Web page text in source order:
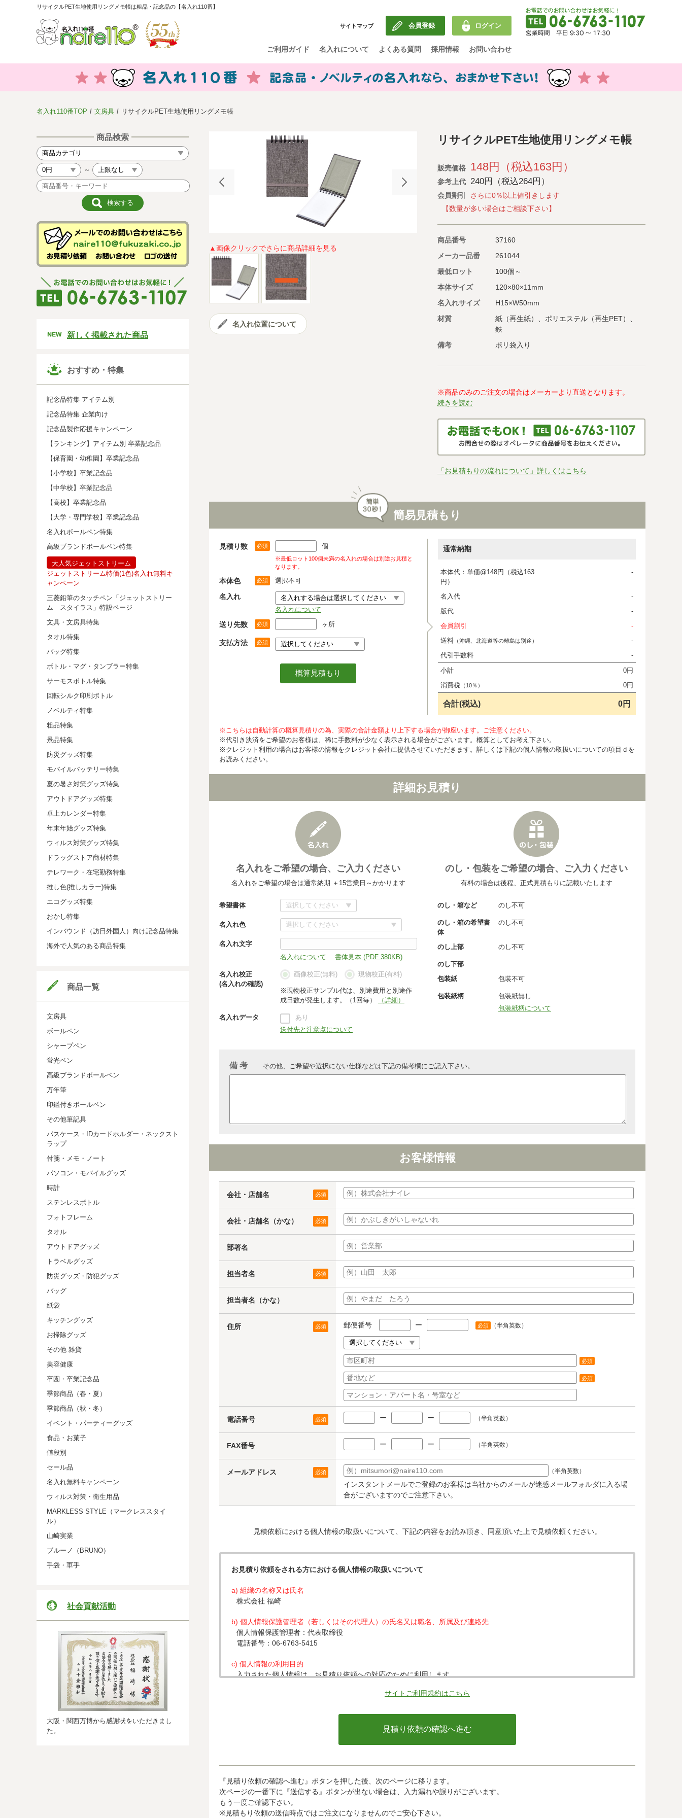
リサイクルPET生地使用リングメモ帳は粗品・記念品の【名入れ110番】
サイトマップ 会員登録 ログイン
ご利用ガイド 名入れについて よくある質問 採用情報 お問い合わせ
名入れ110番TOP 文房具 リサイクルPET生地使用リングメモ帳
商品検索
～
新しく掲載された商品
おすすめ・特集
記念品特集 アイテム別
記念品特集 企業向け
記念品製作応援キャンペーン
【ランキング】アイテム別 卒業記念品
【保育園・幼稚園】卒業記念品
【小学校】卒業記念品
【中学校】卒業記念品
【高校】卒業記念品
【大学・専門学校】卒業記念品
名入れボールペン特集
高級ブランドボールペン特集
大人気ジェットストリーム
ジェットストリーム特価(1色)名入れ無料キ
ャンペーン
三菱鉛筆のタッチペン「ジェットストリー
ム スタイラス」特設ページ
文具・文房具特集
タオル特集
バッグ特集
ボトル・マグ・タンブラー特集
サーモスボトル特集
回転シルク印刷ボトル
ノベルティ特集
粗品特集
景品特集
防災グッズ特集
モバイルバッテリー特集
夏の暑さ対策グッズ特集
アウトドアグッズ特集
卓上カレンダー特集
年末年始グッズ特集
ウィルス対策グッズ特集
ドラッグストア商材特集
テレワーク・在宅勤務特集
推し色(推しカラー)特集
エコグッズ特集
おかし特集
インバウンド（訪日外国人）向け記念品特集
海外で人気のある商品特集
商品一覧
文房具
ボールペン
シャープペン
蛍光ペン
高級ブランドボールペン
万年筆
印鑑付きボールペン
その他筆記具
パスケース・IDカードホルダー・ネックスト
ラップ
付箋・メモ・ノート
パソコン・モバイルグッズ
時計
ステンレスボトル
フォトフレーム
タオル
アウトドアグッズ
トラベルグッズ
防災グッズ・防犯グッズ
バッグ
紙袋
キッチングッズ
お掃除グッズ
その他 雑貨
美容健康
卒園・卒業記念品
季節商品（春・夏）
季節商品（秋・冬）
イベント・パーティーグッズ
食品・お菓子
値段別
セール品
名入れ無料キャンペーン
ウィルス対策・衛生用品
MARKLESS STYLE（マークレススタイ
ル）
山崎実業
ブルーノ（BRUNO）
手袋・軍手
社会貢献活動
大阪・関西万博から感謝状をいただきまし
た。
▲画像クリックでさらに商品詳細を見る
名入れ位置について
リサイクルPET生地使用リングメモ帳
販売価格 148円（税込163円）
参考上代 240円（税込264円）
会員割引
さらに0％以上値引きします
【数量が多い場合はご相談下さい】
商品番号
37160
メーカー品番
261044
最低ロット
100個～
本体サイズ
120×80×11mm
名入れサイズ
H15×W50mm
材質
紙（再生紙）、ポリエステル（再生PET）、
鉄
備考
ポリ袋入り
※商品のみのご注文の場合はメーカーより直送となります。
続きを読む
「お見積もりの流れについて」詳しくはこちら
簡易見積もり
見積り数 必須 個
※最低ロット100個未満の名入れの場合は別途お見積と
なります。
本体色 必須 選択不可
名入れ
名入れについて
送り先数 必須 ヶ所
支払方法 必須
通常納期
本体代：単価@148円（税込163
円）
-
名入代
-
版代
-
会員割引
-
送料 （沖縄、北海道等の離島は別途）
-
代引手数料
-
小計
0円
消費税 （10％） 0円
合計(税込) 0円
※こちらは自動計算の概算見積りの為、実際の合計金額より上下する場合が御座います。ご注意ください。
※代引き決済をご希望のお客様は、稀に手数料が少なく表示される場合がございます。概算としてお考え下さい。
※クレジット利用の場合はお客様の情報をクレジット会社に提供させていただきます。詳しくは下記の個人情報の取扱いについての項目ｄを
お読みください。
詳細お見積り
名入れをご希望の場合、ご入力ください
名入れをご希望の場合は通常納期 ＋15営業日～かかります
希望書体
名入れ色
名入れ文字
名入れについて
書体見本 (PDF 380KB)
名入れ校正
(名入れの確認)
画像校正(無料) 現物校正(有料)
※現物校正サンプル代は、別途費用と別途作
成日数が発生します。（1回毎）
（詳細）
名入れデータ
あり
送付先と注意点について
のし・包装をご希望の場合、ご入力ください
有料の場合は後程、正式見積もりに記載いたします
のし・箱など のし不可
のし・箱の希望書
体
のし不可
のし上部 のし不可
のし下部
包装紙
包装不可
包装紙柄
包装紙無し
包装紙柄について
備 考 その他、ご希望や選択にない仕様などは下記の備考欄にご記入下さい。
お客様情報
会社・店舗名 必須
会社・店舗名（かな） 必須
部署名
担当者名 必須
担当者名（かな）
住所 必須 郵便番号 ー 必須 （半角英数）
必須
必須
電話番号 必須 ー ー （半角英数）
FAX番号 ー ー （半角英数）
メールアドレス 必須 （半角英数）
インスタントメールでご登録のお客様は当社からのメールが迷惑メールフォルダに入る場
合がございますのでご注意下さい。
見積依頼における個人情報の取扱いについて、下記の内容をお読み頂き、同意頂いた上で見積依頼ください。
お見積り依頼をされる方における個人情報の取扱いについて
a) 組織の名称又は氏名
株式会社 福崎
b) 個人情報保護管理者（若しくはその代理人）の氏名又は職名、所属及び連絡先
個人情報保護管理者：代表取締役
電話番号：06-6763-5415
c) 個人情報の利用目的
入力された個人情報は、お見積り依頼への対応のために利用します。
・クレジットカード会社への情報提供
当社がお客様から収集した以下の個人情報等は、カード発行会社が行う不正利用検知・防止のために、お客様が利用され
ことができないため、以下の個人情報保護措置に関する情報を把握して、ご提供することはできません。
・提供先が所在する外国の名称
・当該国の個人情報保護に関する情報
・発行会社の個人情報保護の措置
サイトご利用規約はこちら
『見積り依頼の確認へ進む』ボタンを押した後、次のページに移ります。
次ページの一番下に『送信する』ボタンが出ない場合は、入力漏れや誤りがございます。
もう一度ご確認下さい。
※見積もり依頼の送信時点ではご注文になりませんのでご安心下さい。